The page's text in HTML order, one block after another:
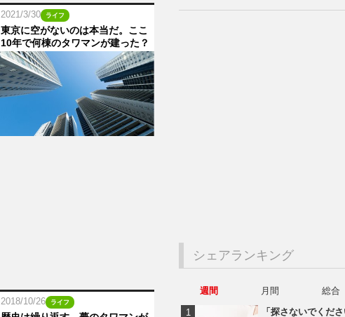
2021/3/30 ライフ
東京に空がないのは本当だ。ここ
10年で何棟のタワマンが建った？
2018/10/26 ライフ
シェアランキング
週間 月間
総合
「探さないでくだ